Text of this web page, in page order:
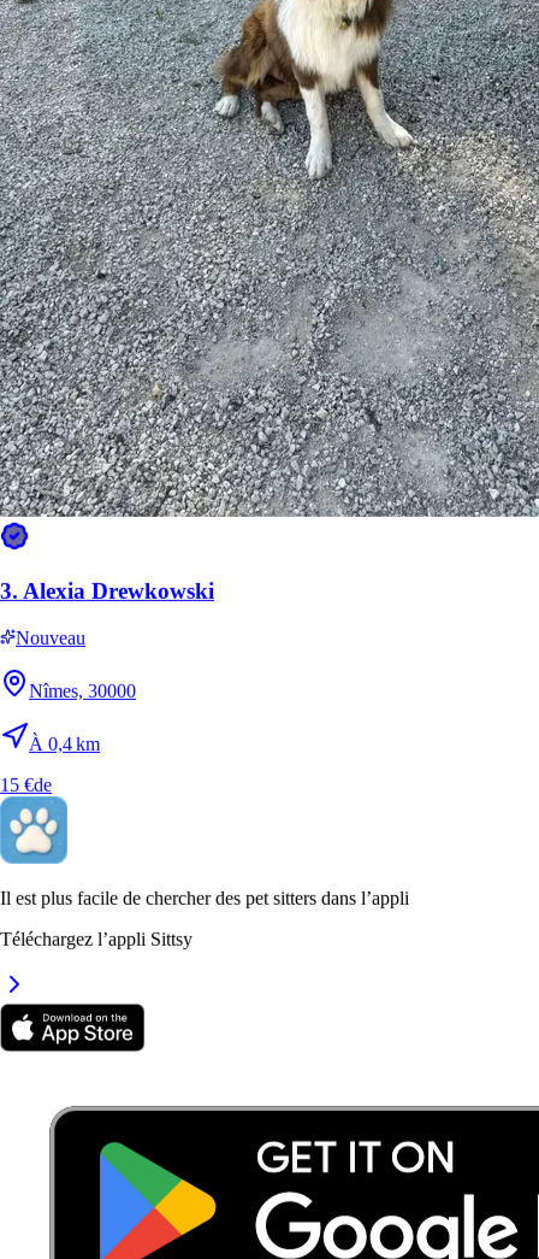
Nîmes, 30900
À 3,2 km
10 €de
Nîmes, 30000
3. Alexia Drewkowski
Nouveau
Nîmes, 30000
À 0,4 km
15 €de
Il est plus facile de chercher des pet sitters dans l’appli
Téléchargez l’appli Sittsy